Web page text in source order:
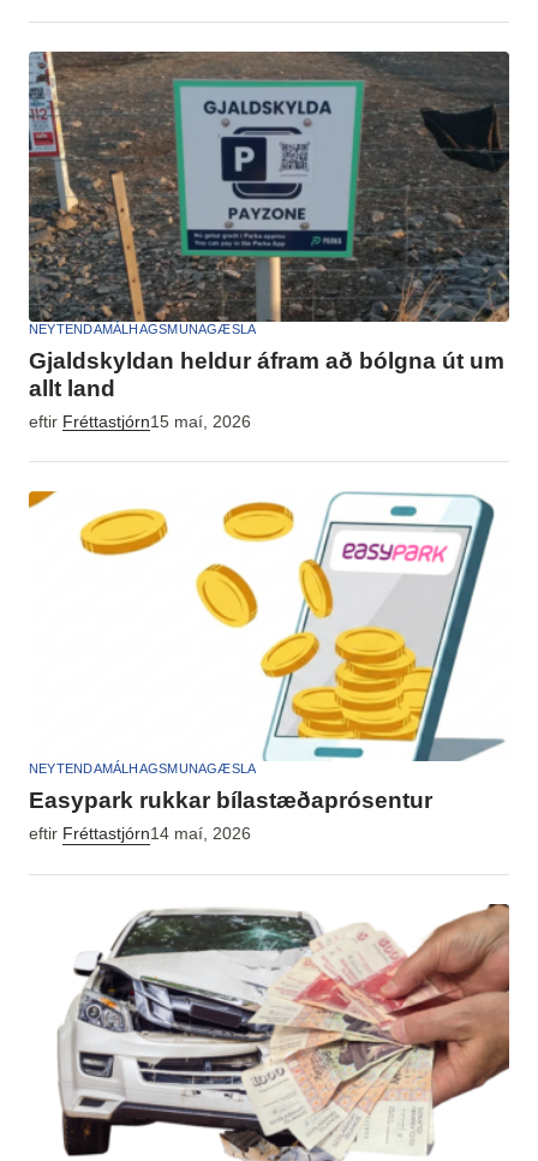
NEYTENDAMÁL HAGSMUNAGÆSLA
Gjaldskyldan heldur áfram að bólgna út um
allt land
eftir Fréttastjórn15 maí, 2026
NEYTENDAMÁL HAGSMUNAGÆSLA
Easypark rukkar bílastæðaprósentur
eftir Fréttastjórn14 maí, 2026